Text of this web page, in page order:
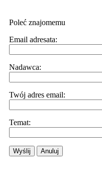
Poleć znajomemu
Email adresata:
Nadawca:
Twój adres email:
Temat:
Wyślij Anuluj